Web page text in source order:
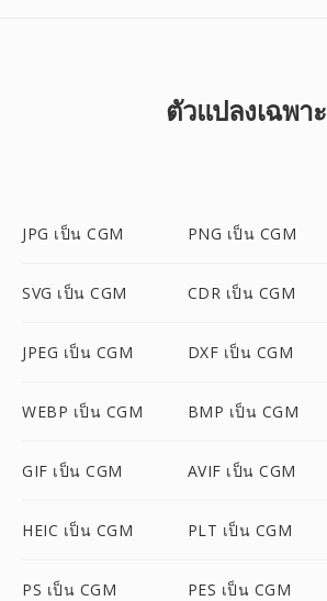
ตัวแปลงเฉพาะ
JPG เป็น CGM PNG เป็น CGM
SVG เป็น CGM CDR เป็น CGM
JPEG เป็น CGM DXF เป็น CGM
WEBP เป็น CGM BMP เป็น CGM
GIF เป็น CGM AVIF เป็น CGM
HEIC เป็น CGM PLT เป็น CGM
PS เป็น CGM PES เป็น CGM